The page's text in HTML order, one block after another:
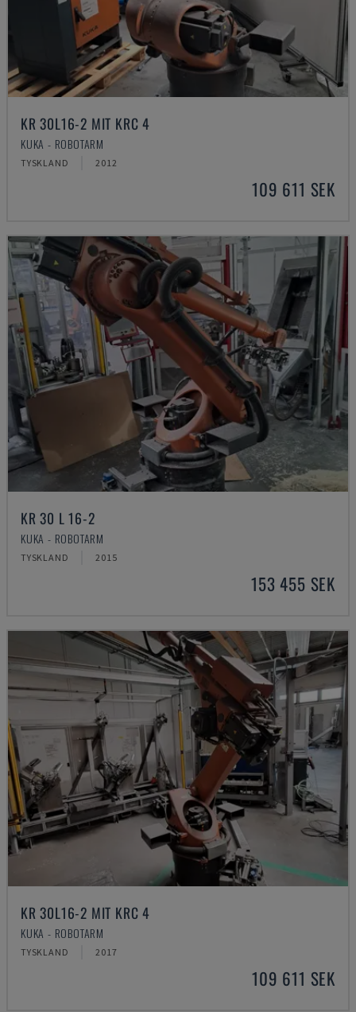
KR 30L16-2 MIT KRC 4
KUKA - ROBOTARM
TYSKLAND 2012
109 611 SEK
KR 30 L 16-2
KUKA - ROBOTARM
TYSKLAND 2015
153 455 SEK
KR 30L16-2 MIT KRC 4
KUKA - ROBOTARM
TYSKLAND 2017
109 611 SEK